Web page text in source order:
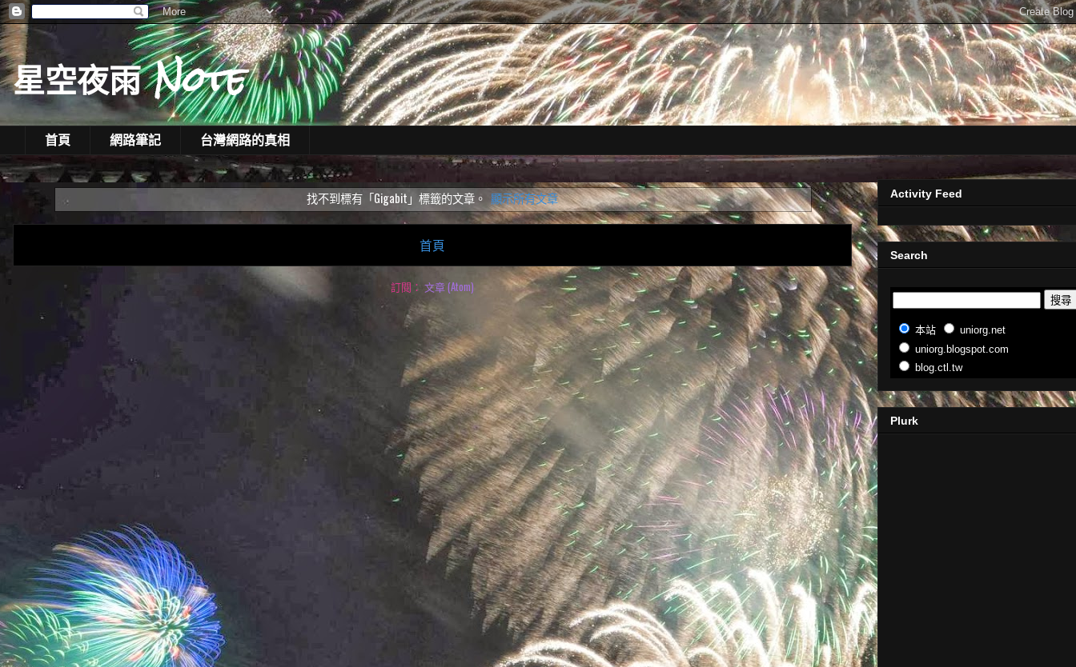
星空夜雨 Note
首頁 網路筆記 台灣網路的真相
找不到標有「Gigabit」標籤的文章。 顯示所有文章
首頁
訂閱： 文章 (Atom)
Activity Feed
Search
本站
uniorg.net
uniorg.blogspot.com
blog.ctl.tw
Plurk